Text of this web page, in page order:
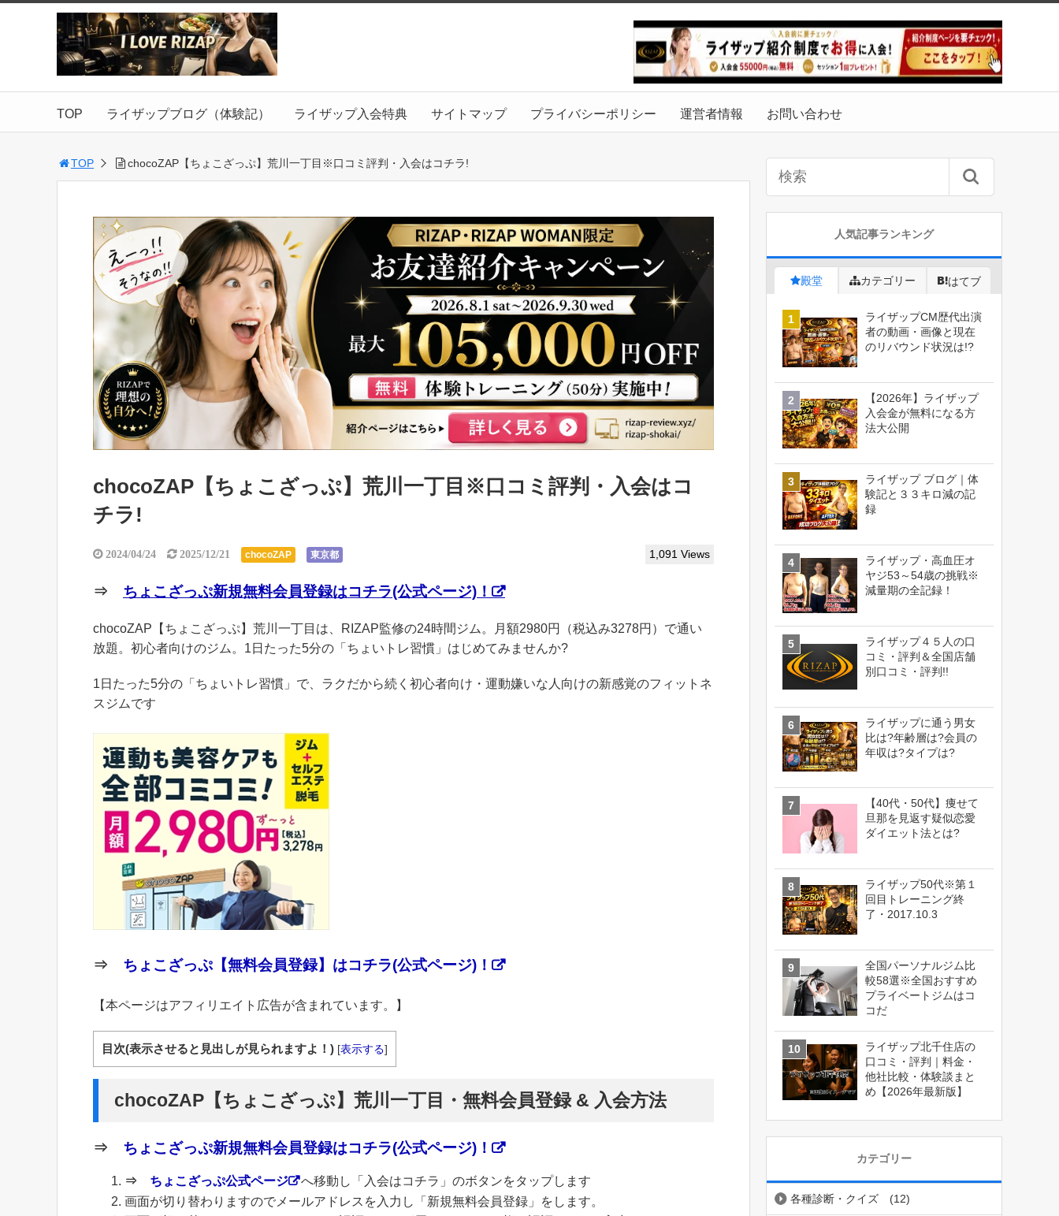
TOP ライザップブログ（体験記） ライザップ入会特典 サイトマップ プライバシーポリシー 運営者情報 お問い合わせ
TOP chocoZAP【ちょこざっぷ】荒川一丁目※口コミ評判・入会はコチラ!
chocoZAP【ちょこざっぷ】荒川一丁目※口コミ評判・入会はコ
チラ!
2024/04/24 2025/12/21 chocoZAP 東京都 1,091 Views
⇒ ちょこざっぷ新規無料会員登録はコチラ(公式ページ)！
chocoZAP【ちょこざっぷ】荒川一丁目は、RIZAP監修の24時間ジム。月額2980円（税込み3278円）で通い
放題。初心者向けのジム。1日たった5分の「ちょいトレ習慣」はじめてみませんか?
1日たった5分の「ちょいトレ習慣」で、ラクだから続く初心者向け・運動嫌いな人向けの新感覚のフィットネ
スジムです
⇒ ちょこざっぷ【無料会員登録】はコチラ(公式ページ)！
【本ページはアフィリエイト広告が含まれています。】
目次(表示させると見出しが見られますよ！) [表示する]
chocoZAP【ちょこざっぷ】荒川一丁目・無料会員登録 & 入会方法
⇒ ちょこざっぷ新規無料会員登録はコチラ(公式ページ)！
⇒ ちょこざっぷ公式ページ
へ移動し「入会はコチラ」のボタンをタップします
画面が切り替わりますのでメールアドレスを入力し「新規無料会員登録」をします。
人気記事ランキング
殿堂 カテゴリー はてブ
ライザップCM歴代出演
者の動画・画像と現在
のリバウンド状況は!?
【2026年】ライザップ
入会金が無料になる方
法大公開
ライザップ ブログ｜体
験記と３３キロ減の記
録
ライザップ・高血圧オ
ヤジ53～54歳の挑戦※
減量期の全記録！
ライザップ４５人の口
コミ・評判＆全国店舗
別口コミ・評判!!
ライザップに通う男女
比は?年齢層は?会員の
年収は?タイプは?
【40代・50代】痩せて
旦那を見返す疑似恋愛
ダイエット法とは?
ライザップ50代※第１
回目トレーニング終
了・2017.10.3
全国パーソナルジム比
較58選※全国おすすめ
プライベートジムはコ
コだ
ライザップ北千住店の
口コミ・評判｜料金・
他社比較・体験談まと
め【2026年最新版】
カテゴリー
各種診断・クイズ (12)